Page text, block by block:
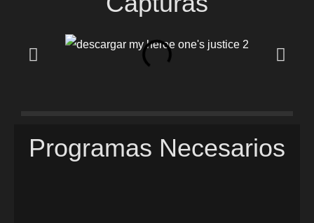
Programas Necesarios